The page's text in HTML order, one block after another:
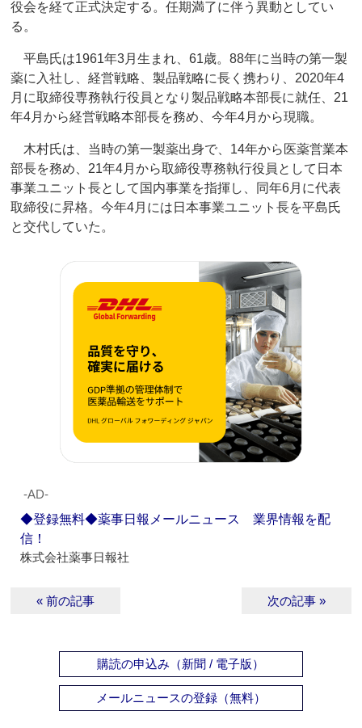
役会を経て正式決定する。任期満了に伴う異動としてい
る。
平島氏は1961年3月生まれ、61歳。88年に当時の第一製
薬に入社し、経営戦略、製品戦略に長く携わり、2020年4
月に取締役専務執行役員となり製品戦略本部長に就任、21
年4月から経営戦略本部長を務め、今年4月から現職。
木村氏は、当時の第一製薬出身で、14年から医薬営業本
部長を務め、21年4月から取締役専務執行役員として日本
事業ユニット長として国内事業を指揮し、同年6月に代表
取締役に昇格。今年4月には日本事業ユニット長を平島氏
と交代していた。
‐AD‐
◆登録無料◆薬事日報メールニュース 業界情報を配
信！
株式会社薬事日報社
« 前の記事 次の記事 »
購読の申込み（新聞 / 電子版）
メールニュースの登録（無料）